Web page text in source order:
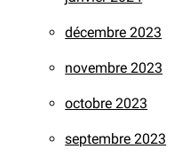
décembre 2023
novembre 2023
octobre 2023
septembre 2023